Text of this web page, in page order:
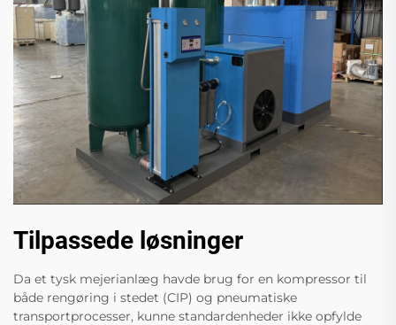
Tilpassede løsninger
Da et tysk mejerianlæg havde brug for en kompressor til
både rengøring i stedet (CIP) og pneumatiske
transportprocesser, kunne standardenheder ikke opfylde